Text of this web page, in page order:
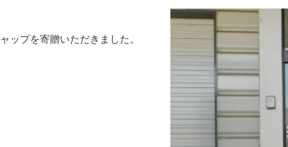
ップを寄贈いただきました。